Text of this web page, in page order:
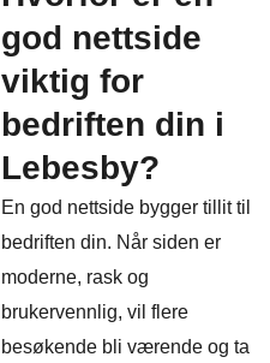
god nettside
viktig for
bedriften din i
Lebesby?
En god nettside bygger tillit til
bedriften din. Når siden er
moderne, rask og
brukervennlig, vil flere
besøkende bli værende og ta